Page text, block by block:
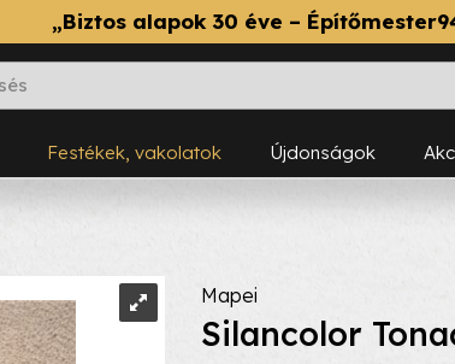
„Biztos alapok 30 éve –
Festékek, vakolatok Újdonságok
Mapei
Silancolor